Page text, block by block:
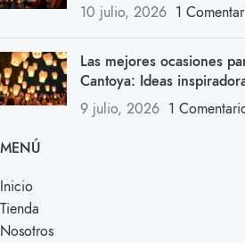
10 julio, 2026 1
Las mejores ocasiones
Cantoya: Ideas
9 julio, 2026 1
MENÚ
Inicio
Tienda
Nosotros